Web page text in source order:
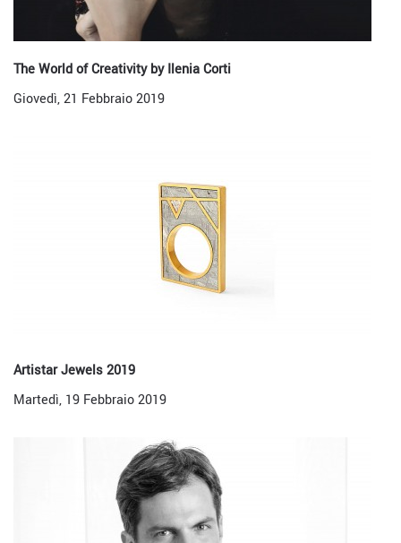
The World of Creativity by Ilenia Corti
Giovedì, 21 Febbraio 2019
Artistar Jewels 2019
Martedì, 19 Febbraio 2019